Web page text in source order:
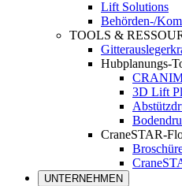
Lift Solutions
Behörden-/
TOOLS &
Hubplanungs-
3D Lift
CraneSTAR-
UNTERNEHMEN